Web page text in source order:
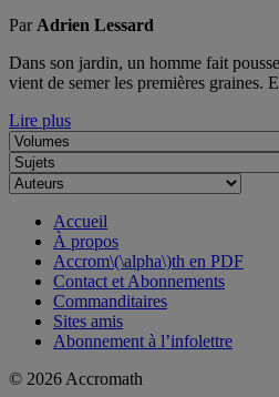
Par Adrien Lessard
Dans son jardin, un homme fait
vient de semer les premières graines.
Lire plus
Accueil
À propos
Accrom\(\alpha\)th en PDF
Contact et Abonnements
Commanditaires
Sites amis
Abonnement à l’infolettre
© 2026 Accromath